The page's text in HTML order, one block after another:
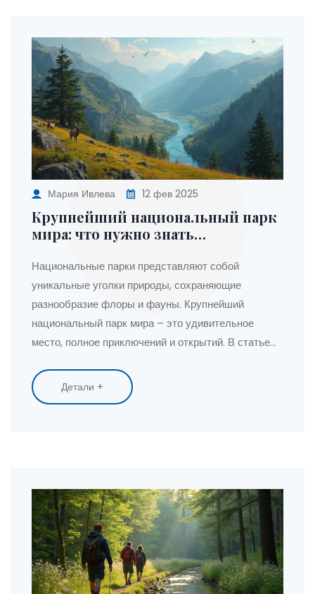
Мария Ивлева 12 фев 2025
Крупнейший национальный парк
мира: что нужно знать
Национальные парки представляют собой
уникальные уголки природы, сохраняющие
разнообразие флоры и фауны. Крупнейший
национальный парк мира – это удивительное
место, полное приключений и открытий. В статье
отдыха и изучения скрывает это чудо природы.
Также узнаете, какие советы помогут спланировать
Детали +